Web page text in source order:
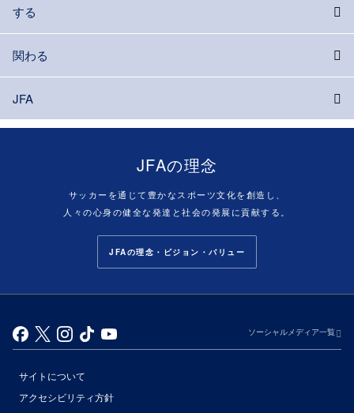
する
関わる
JFA
JFAの理念
サッカーを通じて豊かなスポーツ文化を創造し、
人々の心身の健全な発達と社会の発展に貢献する。
JFAの理念・ビジョン・バリュー
ソーシャルメディア一覧
サイトについて
アクセシビリティ方針